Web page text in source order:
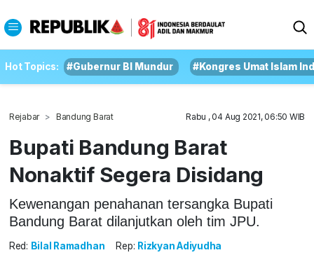
Hot Topics: #Gubernur BI Mundur #Kongres Umat Islam
Rejabar Bandung Barat Rabu , 04 Aug 2021, 06:50 WIB
Bupati Bandung Barat
Nonaktif Segera Disidang
Kewenangan penahanan tersangka Bupati
Bandung Barat dilanjutkan oleh tim JPU.
Red: Bilal Ramadhan Rep: Rizkyan Adiyudha